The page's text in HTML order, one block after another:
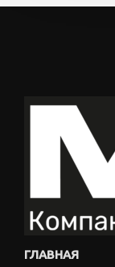
ГЛАВНАЯ